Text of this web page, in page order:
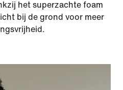
het superzachte foam
bij de grond voor meer